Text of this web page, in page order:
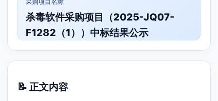
杀毒软件采购项目（2025-JQ07-
F1282（1））中标结果公示
📝 正文内容